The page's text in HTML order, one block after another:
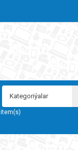
Kategoriýalar
item(s)